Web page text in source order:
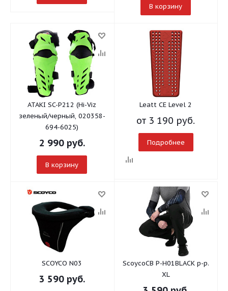
В корзину
ATAKI SC-P212 (Hi-Viz
зеленый/черный, 020358-
694-6025)
2 990руб.
В корзину
Leatt CE Level 2
от 3 190 руб.
Подробнее
SCOYCO N03
3 590руб.
ScoycoCB P-H01BLACK р-р.
XL